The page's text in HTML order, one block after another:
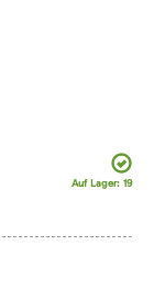
Auf Lager: 19